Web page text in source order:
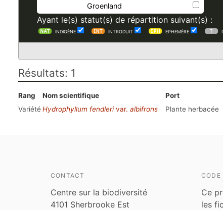
Groenland
Ayant le(s) statut(s) de répartition suivant(s) :
INDIGÈNE INTRODUIT EPHEMÈRE
Résultats: 1
Rang Nom scientifique Port
Variété Hydrophyllum fendlerivar. albifrons Plante herbacée
CONTACT
Centre sur la biodiversité
4101 Sherbrooke Est
CODE
Ce
les